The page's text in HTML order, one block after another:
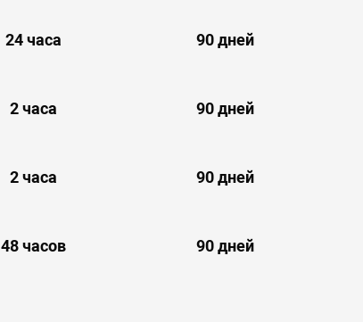
24 часа 90 дней
2 часа 90 дней
2 часа 90 дней
48 часов 90 дней